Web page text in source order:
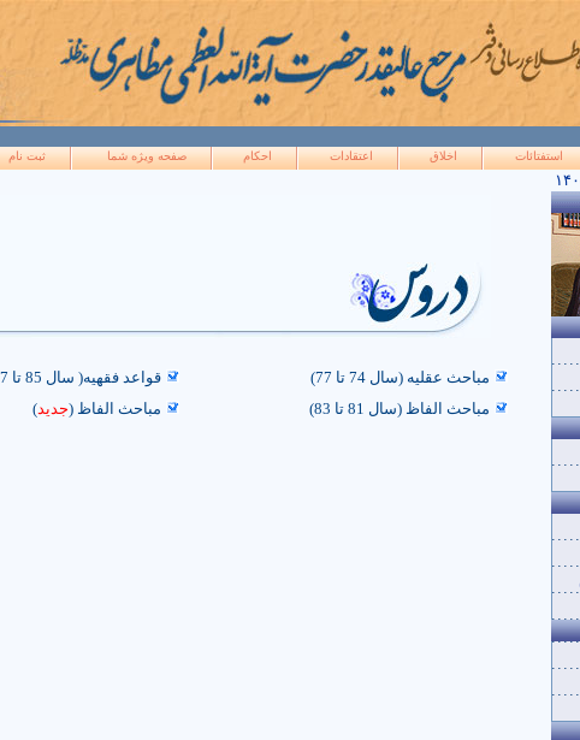
استفتائات اخلاق اعتقادات احکام صفحه ويژه شما ثبت نام
مباحث عقلیه (سال 74 تا 77)
قواعد فقهیه( سال 85 تا 87)
مباحث الفاظ (سال 81 تا 83)
مباحث الفاظ (جدید)